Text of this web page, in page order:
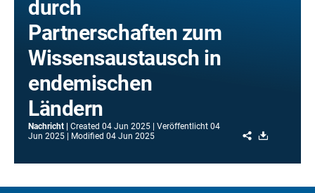
durch
Partnerschaften zum
Wissensaustausch in
endemischen
Ländern
Nachricht Created 04 Jun 2025 Veröffentlicht 04
Jun 2025
Modified 04 Jun 2025 Share